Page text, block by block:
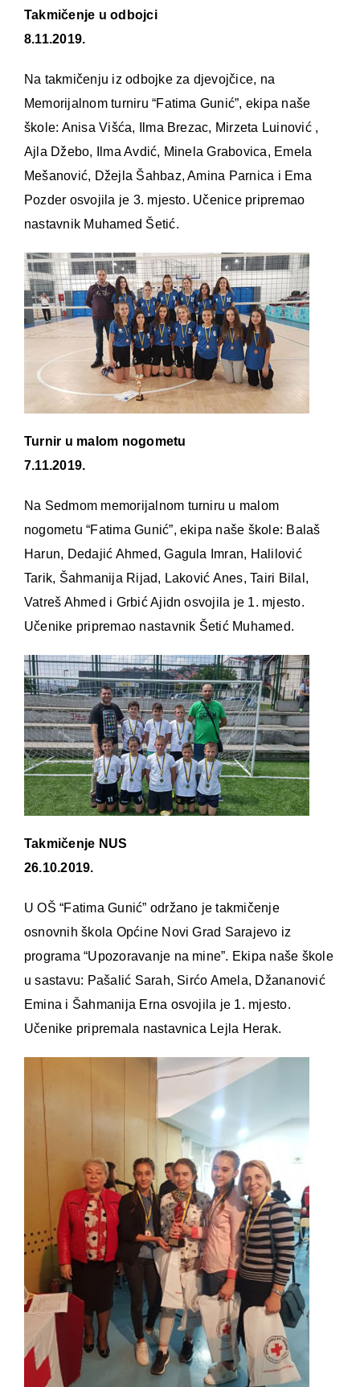
Takmičenje u odbojci
8.11.2019.
Na takmičenju iz odbojke za djevojčice, na
Memorijalnom turniru “Fatima Gunić”, ekipa naše
škole: Anisa Višća, Ilma Brezac, Mirzeta Luinović ,
Ajla Džebo, Ilma Avdić, Minela Grabovica, Emela
Mešanović, Džejla Šahbaz, Amina Parnica i Ema
Pozder osvojila je 3. mjesto. Učenice pripremao
nastavnik Muhamed Šetić.
Turnir u malom nogometu
7.11.2019.
Na Sedmom memorijalnom turniru u malom
nogometu “Fatima Gunić”, ekipa naše škole: Balaš
Harun, Dedajić Ahmed, Gagula Imran, Halilović
Tarik, Šahmanija Rijad, Laković Anes, Tairi Bilal,
Vatreš Ahmed i Grbić Ajidn osvojila je 1. mjesto.
Učenike pripremao nastavnik Šetić Muhamed.
Takmičenje NUS
26.10.2019.
U OŠ “Fatima Gunić” održano je takmičenje
osnovnih škola Općine Novi Grad Sarajevo iz
programa “Upozoravanje na mine”. Ekipa naše škole
u sastavu: Pašalić Sarah, Sirćo Amela, Džananović
Emina i Šahmanija Erna osvojila je 1. mjesto.
Učenike pripremala nastavnica Lejla Herak.